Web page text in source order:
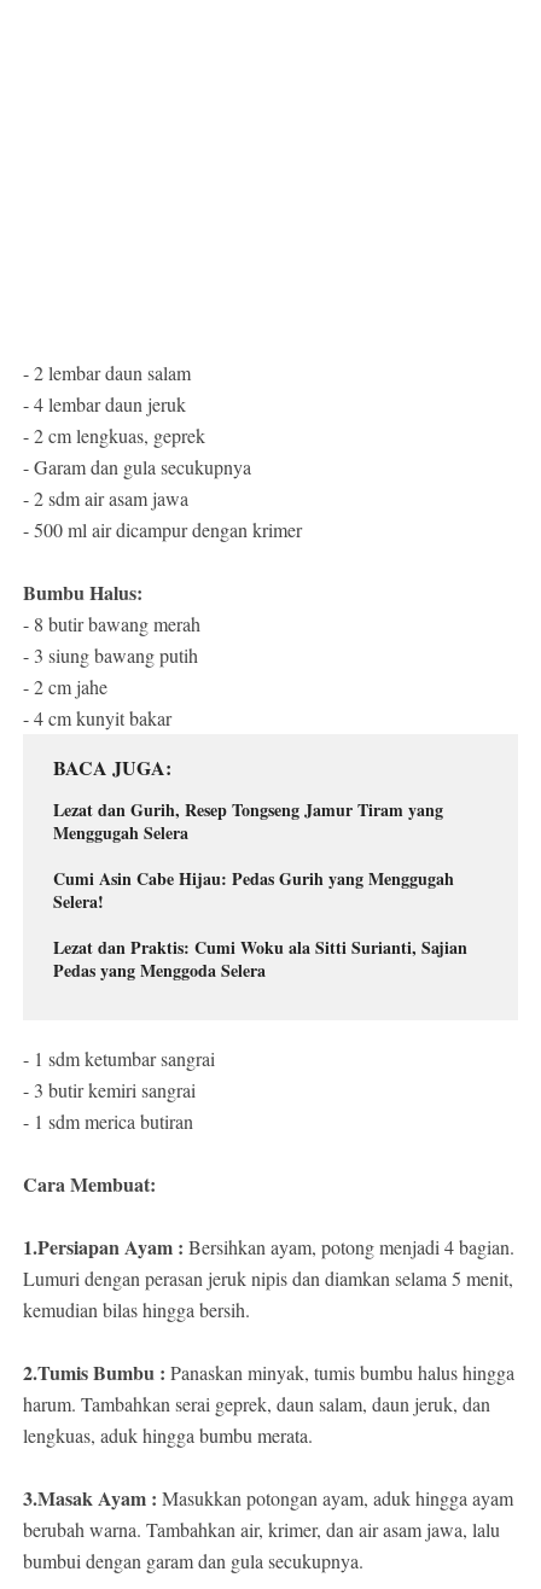
- 2 lembar daun salam
- 4 lembar daun jeruk
- 2 cm lengkuas, geprek
- Garam dan gula secukupnya
- 2 sdm air asam jawa
- 500 ml air dicampur dengan krimer
Bumbu Halus:
- 8 butir bawang merah
- 3 siung bawang putih
- 2 cm jahe
- 4 cm kunyit bakar
BACA JUGA
Lezat dan Gurih, Resep Tongseng Jamur Tiram yang
Menggugah Selera
Cumi Asin Cabe Hijau: Pedas Gurih yang Menggugah
Selera!
Lezat dan Praktis: Cumi Woku ala Sitti Surianti, Sajian
Pedas yang Menggoda Selera
- 1 sdm ketumbar sangrai
- 3 butir kemiri sangrai
- 1 sdm merica butiran
Cara Membuat:
1.Persiapan Ayam : Bersihkan ayam, potong menjadi 4 bagian.
Lumuri dengan perasan jeruk nipis dan diamkan selama 5 menit,
kemudian bilas hingga bersih.
2.Tumis Bumbu : Panaskan minyak, tumis bumbu halus hingga
harum. Tambahkan serai geprek, daun salam, daun jeruk, dan
lengkuas, aduk hingga bumbu merata.
3.Masak Ayam : Masukkan potongan ayam, aduk hingga ayam
berubah warna. Tambahkan air, krimer, dan air asam jawa, lalu
bumbui dengan garam dan gula secukupnya.